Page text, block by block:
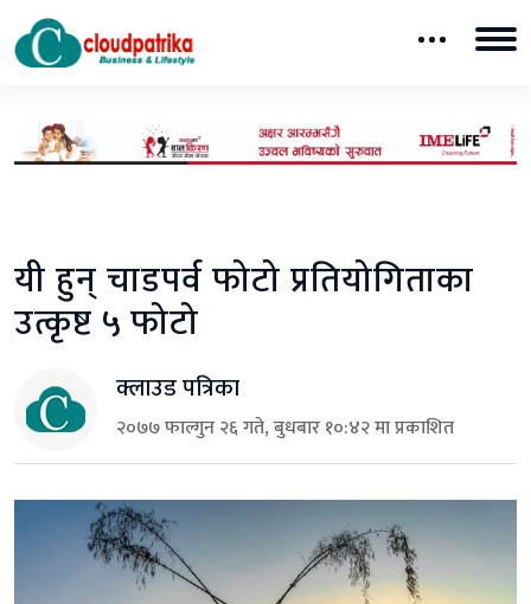
यी हुन् चाडपर्व फोटो प्रतियोगिताका
उत्कृष्ट ५ फोटो
क्लाउड पत्रिका
२०७७ फाल्गुन २६ गते, बुधबार १०:४२ मा प्रकाशित